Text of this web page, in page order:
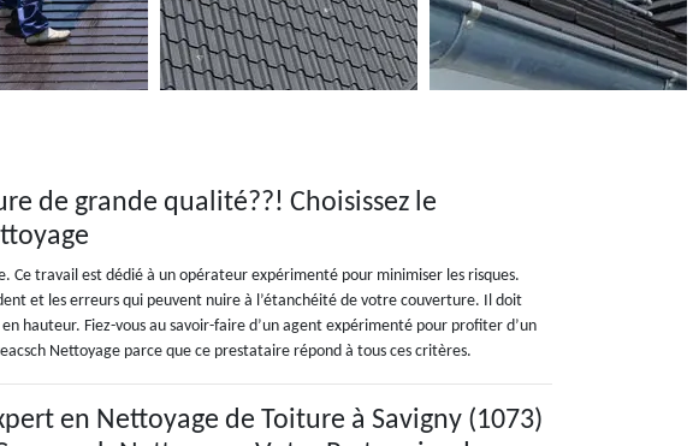
de grande qualité??! Choisissez le
Ce travail est dédié à un opérateur expérimenté pour minimiser les risques.
et les erreurs qui peuvent nuire à l’étanchéité de votre couverture. Il doit
hauteur. Fiez-vous au savoir-faire d’un agent expérimenté pour profiter d’un
Nettoyage parce que ce prestataire répond à tous ces critères.
en Nettoyage de Toiture à Savigny (1073)